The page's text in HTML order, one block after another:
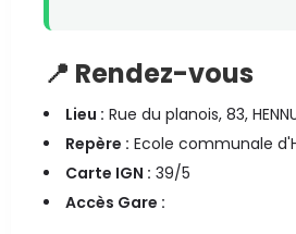
📍 Rendez-vous
Lieu : Rue du planois, 83,
Repère : Ecole communale
Carte IGN : 39/5
Accès Gare :